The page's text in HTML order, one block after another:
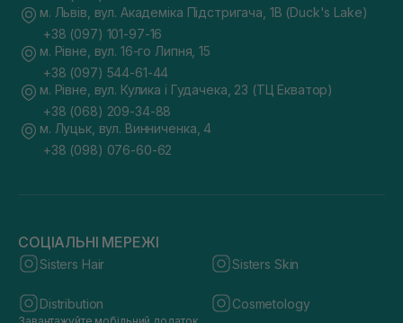
м. Львів, вул. Академіка Підстригача, 1В (Duck's Lake)
+38 (097) 101-97-16
м. Рівне, вул. 16-го Липня, 15
+38 (097) 544-61-44
м. Рівне, вул. Кулика і Гудачека, 23 (ТЦ Екватор)
+38 (068) 209-34-88
м. Луцьк, вул. Винниченка, 4
+38 (098) 076-60-62
СОЦІАЛЬНІ МЕРЕЖІ
Sisters Hair Sisters Skin
Distribution Cosmetology